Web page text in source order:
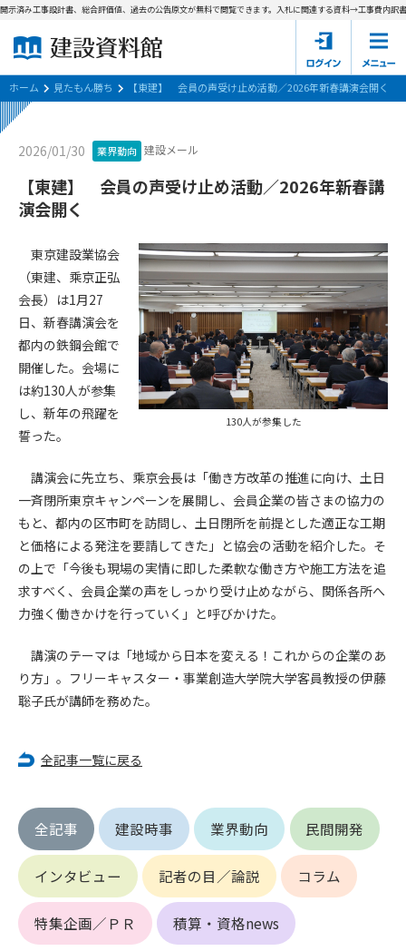
建設資料館とは
会員登録について
サポーター会員一覧
会社概要 お問い合わせ
個人情報保護方針
会員規約
み工事設計書、総合評価値、過去の公告原文が無料で閲覧できます。入札に関連する資料→工事費内訳書(
ホーム 見たもん勝ち 【東建】 会員の声受け止め活動／2026年新春講演会開く
2026/01/30 業界動向 建設メール
【東建】 会員の声受け止め活動／2026年新春講
演会開く
130人が参集した
東京建設業協会
（東建、乘京正弘
会長）は1月27
日、新春講演会を
都内の鉄鋼会館で
開催した。会場に
は約130人が参集
し、新年の飛躍を
誓った。
講演会に先立ち、乘京会長は「働き方改革の推進に向け、土日
一斉閉所東京キャンペーンを展開し、会員企業の皆さまの協力の
もと、都内の区市町を訪問し、土日閉所を前提とした適正な工期
と価格による発注を要請してきた」と協会の活動を紹介した。そ
の上で「今後も現場の実情に即した柔軟な働き方や施工方法を追
求すべく、会員企業の声をしっかり受け止めながら、関係各所へ
力強く働きかけを行っていく」と呼びかけた。
講演のテーマは「地域から日本を変える！これからの企業のあ
り方」。フリーキャスター・事業創造大学院大学客員教授の伊藤
聡子氏が講師を務めた。
全記事一覧に戻る
全記事 建設時事 業界動向 民間開発
インタビュー 記者の目／論説 コラム
特集企画／ＰＲ 積算・資格news
パスワードの再発行
第1条（規約の目的）
1. 本規約は、建設資料館が提供するサポーター会あ本員、無料
会員サービスの利用条件等について定めるものです。
2. 管理者が建設資料館WEB上で随時掲載するルールは本規約の
一部を構成するものとします。
第2条（規約の変更）
本規約は、会員の了承を得ることなく、随時変更されることが
あります。変更内容は、建設資料館WEB上に表示した時点で直
ちに全ての会員が了承したものとみなします。
第4条（会員審査および資格の取り消し）
後、管理者がこれを承認した者をいいます。
第4条（会員の定義と登録）
1. 管理者は前条により審査の結果、会員申込みをした者が以下
の何れかの項目に該当することがわかった場合、その者の会
員としての権限を承認しないことがあります。
(1) 会員申し込みをした者が実在しなかった場合
(3) 会員申し込みの際、申告事項に虚偽があった場合
(4) 会員申込者が管理者所定の手続き通りに会員申込手続き処
理を行わなかった場合
(5) その他管理者が会員とすることを不適当と判断した場合
当することが判明した場合、会員資格を取り消すことがあり
第5条（IDおよびパスワードの管理）
1. 会員は申込の際に管理者が発行したIDおよびパスワードの使
用および管理について責任を負うものとします。
2. 会員は、自己のIDおよびパスワードを、貸与、譲渡、売買、
その他形態を問わず、第三者に利用させることはできませ
ん。
3. 会員は、IDおよびパスワードの管理不十分、使用上の過誤、